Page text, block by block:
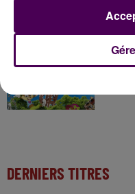
Kids !
7 août
Gagnez
DERNIERS TITRES